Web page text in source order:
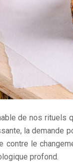
de nos
la demande
le
profond.